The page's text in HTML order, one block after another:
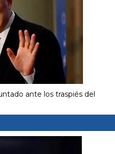
ante los traspiés del